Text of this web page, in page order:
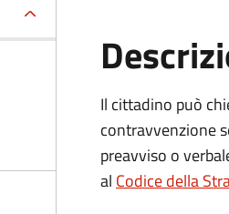
Il cittadino può
contravvenzione
preavviso o
al Codice della